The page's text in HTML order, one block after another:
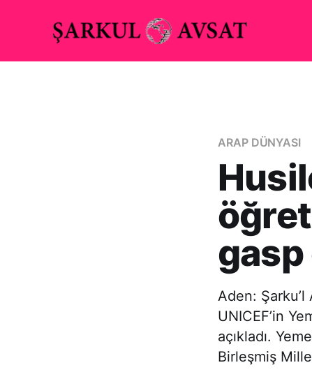
ARAP DÜNYASI
Aden:
UNICEF’in
açıkladı.
Birleşmiş